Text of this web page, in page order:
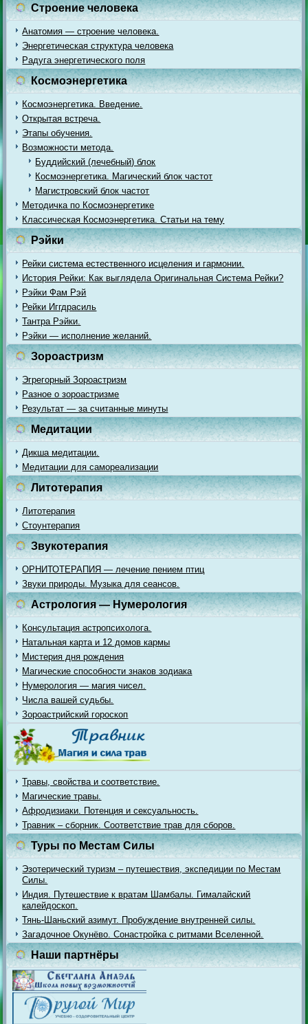
Строение человека
Анатомия — строение человека.
Энергетическая структура человека
Радуга энергетического поля
Космоэнергетика
Космоэнергетика. Введение.
Открытая встреча.
Этапы обучения.
Возможности метода.
Буддийский (лечебный) блок
Космоэнергетика. Магический блок частот
Магистровский блок частот
Методичка по Космоэнергетике
Классическая Космоэнергетика. Статьи на тему
Рэйки
Рейки система естественного исцеления и гармонии.
История Рейки: Как выглядела Оригинальная Система Рейки?
Рэйки Фам Рэй
Рейки Иггдрасиль
Тантра Рэйки.
Рэйки — исполнение желаний.
Зороастризм
Эгрегорный Зороастризм
Разное о зороастризме
Результат — за считанные минуты
Медитации
Дикша медитации.
Медитации для самореализации
Литотерапия
Литотерапия
Стоунтерапия
Звукотерапия
ОРНИТОТЕРАПИЯ — лечение пением птиц
Звуки природы. Музыка для сеансов.
Астрология — Нумерология
Консультация астропсихолога.
Натальная карта и 12 домов кармы
Мистерия дня рождения
Магические способности знаков зодиака
Нумерология — магия чисел.
Числа вашей судьбы.
Зороастрийский гороскоп
Травы, свойства и соответствие.
Магические травы.
Афродизиаки. Потенция и сексуальность.
Травник – сборник. Соответствие трав для сборов.
Туры по Местам Силы
Эзотерический туризм – путешествия, экспедиции по Местам
Силы.
Индия. Путешествие к вратам Шамбалы. Гималайский
калейдоскоп.
Тянь-Шаньский азимут. Пробуждение внутренней силы.
Загадочное Окунёво. Сонастройка с ритмами Вселенной.
Наши партнёры